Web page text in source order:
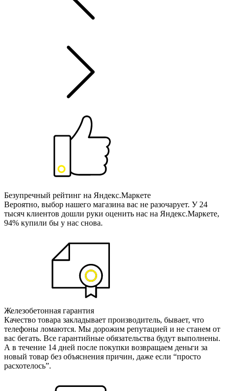
Безупречный рейтинг на Яндекс.Маркете
Вероятно, выбор нашего магазина вас не разочарует. У 24
тысяч клиентов дошли руки оценить нас на Яндекс.Маркете,
94% купили бы у нас снова.
Железобетонная гарантия
Качество товара закладывает производитель, бывает, что
телефоны ломаются. Мы дорожим репутацией и не станем от
вас бегать. Все гарантийные обязательства будут выполнены.
А в течение 14 дней после покупки возвращаем деньги за
новый товар без объяснения причин, даже если “просто
расхотелось”.